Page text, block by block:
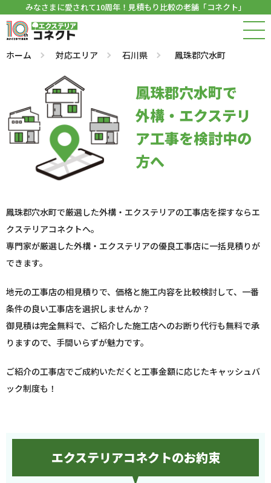
みなさまに愛されて10周年！見積もり比較の老舗「コネクト」
ホーム 対応エリア 石川県 鳳珠郡穴水町
鳳珠郡穴水町で
外構・エクステリ
ア工事を検討中の
方へ
鳳珠郡穴水町で厳選した外構・エクステリアの工事店を探すならエ
クステリアコネクトへ。
専門家が厳選した外構・エクステリアの優良工事店に一括見積りが
できます。
地元の工事店の相見積りで、価格と施工内容を比較検討して、一番
条件の良い工事店を選択しませんか？
御見積は完全無料で、ご紹介した施工店へのお断り代行も無料で承
りますので、手間いらずが魅力です。
ご紹介の工事店でご成約いただくと工事金額に応じたキャッシュバ
ック制度も！
エクステリアコネクトのお約束